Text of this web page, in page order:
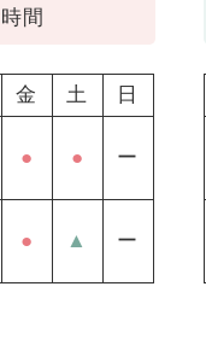
間
金 土 日
● ● ー
● ▲ ー